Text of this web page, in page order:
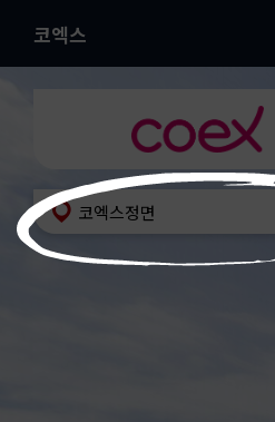
코엑스
코엑스정면